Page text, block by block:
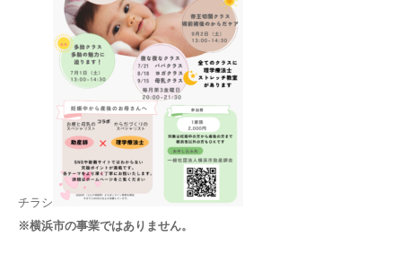
チラシ
※横浜市の事業ではありません。